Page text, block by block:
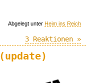
Abgelegt unter Heim ins Reich
3 Reaktionen »